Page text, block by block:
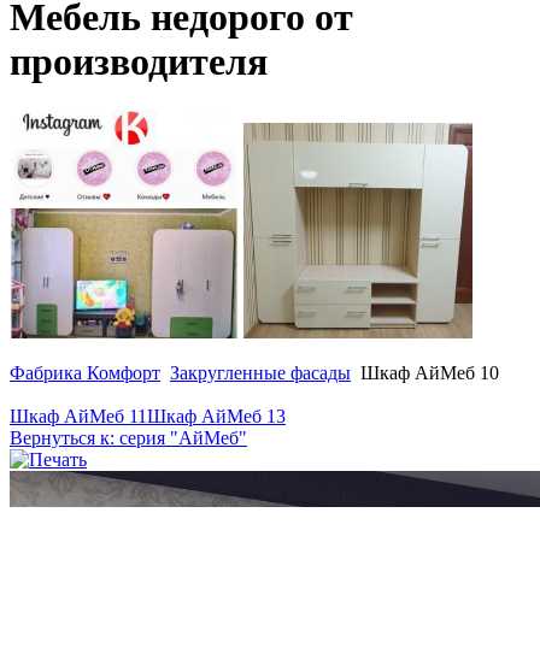
Мебель недорого от
производителя
Фабрика Комфорт Закругленные фасады Шкаф АйМеб 10
Шкаф АйМеб 11Шкаф АйМеб 13
Вернуться к: серия "АйМеб"